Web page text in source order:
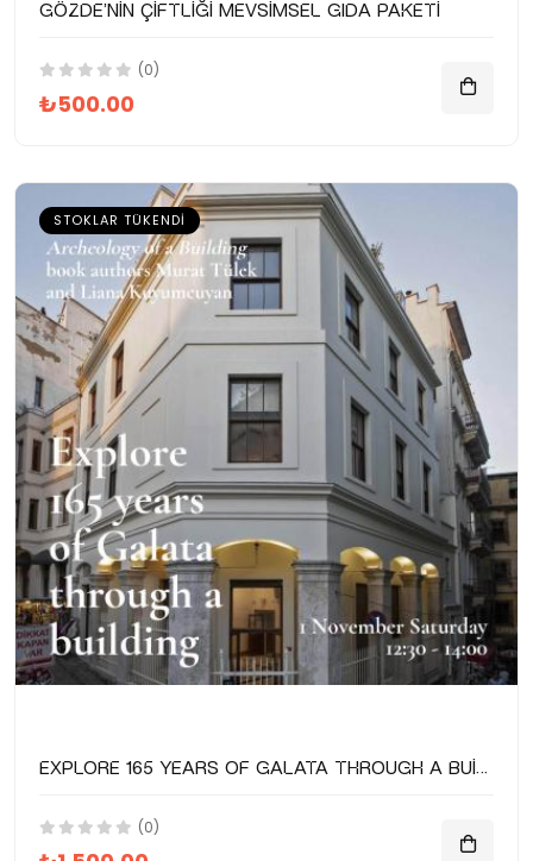
Gözde'nin Çiftliği Mevsimsel Gıda Paketi
(0)
₺500.00
STOKLAR TÜKENDI
Explore 165 years of Galata through a building: Postane building tour
(0)